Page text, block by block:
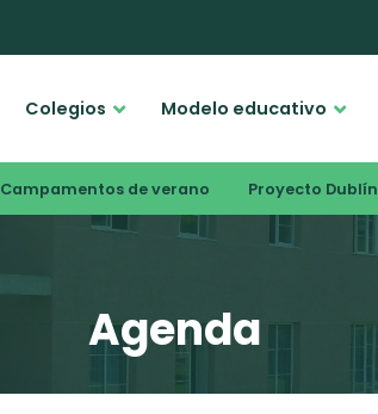
Colegios Modelo educativo
Campamentos de verano Proyecto Dublín
Agenda